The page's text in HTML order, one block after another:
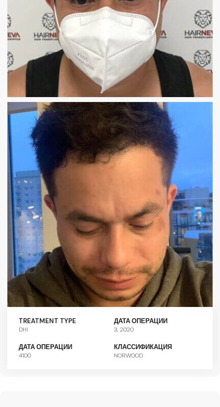
TREATMENT TYPE
DHI
ДАТА ОПЕРАЦИИ
3, 2020
ДАТА ОПЕРАЦИИ
4100
КЛАССИФИКАЦИЯ
NORWOOD